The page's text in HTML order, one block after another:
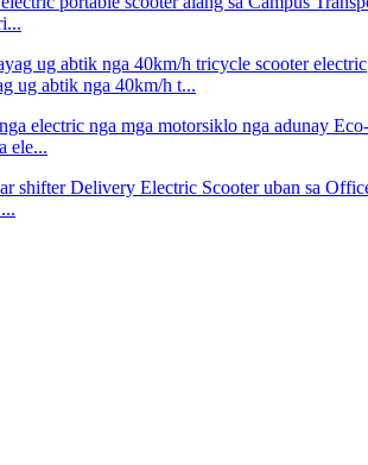
ug abtik nga 40km/h t...
ele...